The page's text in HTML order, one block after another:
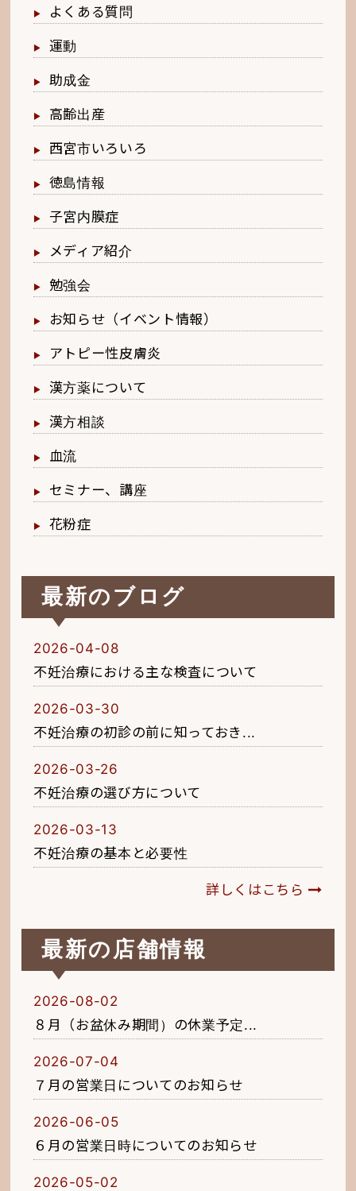
よくある質問
運動
助成金
高齢出産
西宮市いろいろ
徳島情報
子宮内膜症
メディア紹介
勉強会
お知らせ（イベント情報）
アトピー性皮膚炎
漢方薬について
漢方相談
血流
セミナー、講座
花粉症
最新のブログ
2026-04-08
不妊治療における主な検査について
2026-03-30
不妊治療の初診の前に知っておき...
2026-03-26
不妊治療の選び方について
2026-03-13
不妊治療の基本と必要性
詳しくはこちら
最新の店舗情報
2026-08-02
８月（お盆休み期間）の休業予定...
2026-07-04
７月の営業日についてのお知らせ
2026-06-05
６月の営業日時についてのお知らせ
2026-05-02